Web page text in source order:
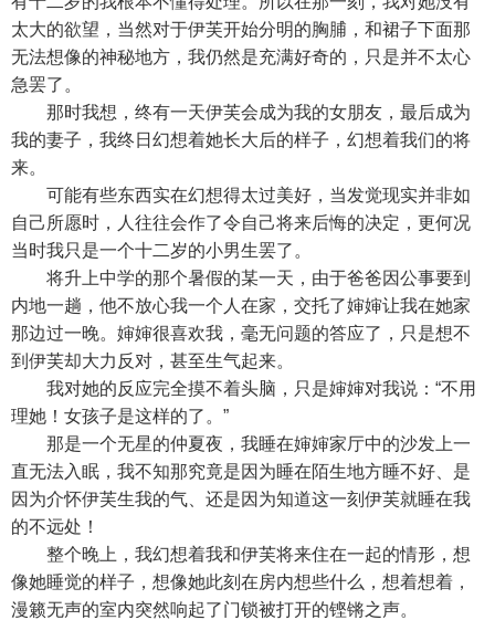
太大的欲望，当然对于伊芙开始分明的胸脯，和裙子下面那
无法想像的神秘地方，我仍然是充满好奇的，只是并不太心
急罢了。
那时我想，终有一天伊芙会成为我的女朋友，最后成为
我的妻子，我终日幻想着她长大后的样子，幻想着我们的将
来。
可能有些东西实在幻想得太过美好，当发觉现实并非如
自己所愿时，人往往会作了令自己将来后悔的决定，更何况
当时我只是一个十二岁的小男生罢了。
将升上中学的那个暑假的某一天，由于爸爸因公事要到
内地一趟，他不放心我一个人在家，交托了婶婶让我在她家
那边过一晚。婶婶很喜欢我，毫无问题的答应了，只是想不
到伊芙却大力反对，甚至生气起来。
我对她的反应完全摸不着头脑，只是婶婶对我说：“不用
理她！女孩子是这样的了。”
那是一个无星的仲夏夜，我睡在婶婶家厅中的沙发上一
直无法入眠，我不知那究竟是因为睡在陌生地方睡不好、是
因为介怀伊芙生我的气、还是因为知道这一刻伊芙就睡在我
的不远处！
整个晚上，我幻想着我和伊芙将来住在一起的情形，想
像她睡觉的样子，想像她此刻在房内想些什么，想着想着，
漫籁无声的室内突然响起了门锁被打开的铿锵之声。